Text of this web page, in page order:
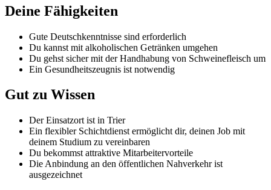
Deine Fähigkeiten
Gute Deutschkenntnisse sind erforderlich
Du kannst mit alkoholischen Getränken umgehen
Du gehst sicher mit der Handhabung von Schweinefleisch um
Ein Gesundheitszeugnis ist notwendig
Gut zu Wissen
Der Einsatzort ist in Trier
Ein flexibler Schichtdienst ermöglicht dir, deinen Job mit
deinem Studium zu vereinbaren
Du bekommst attraktive Mitarbeitervorteile
Die Anbindung an den öffentlichen Nahverkehr ist
ausgezeichnet